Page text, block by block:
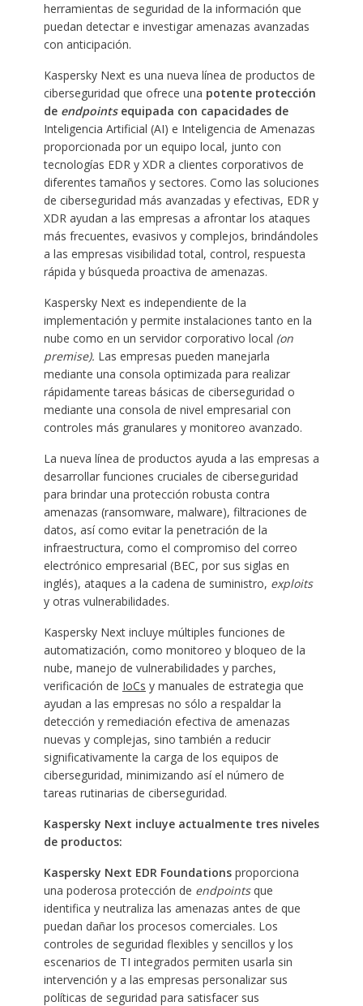
herramientas de seguridad de la información que
puedan detectar e investigar amenazas avanzadas
con anticipación.
Kaspersky Next es una nueva línea de productos de
ciberseguridad que ofrece una potente protección
de endpointsequipada con capacidades de
Inteligencia Artificial (AI) e Inteligencia de Amenazas
proporcionada por un equipo local, junto con
tecnologías EDR y XDR a clientes corporativos de
diferentes tamaños y sectores. Como las soluciones
de ciberseguridad más avanzadas y efectivas, EDR y
XDR ayudan a las empresas a afrontar los ataques
más frecuentes, evasivos y complejos, brindándoles
a las empresas visibilidad total, control, respuesta
rápida y búsqueda proactiva de amenazas.
Kaspersky Next es independiente de la
implementación y permite instalaciones tanto en la
nube como en un servidor corporativo local (on
premise). Las empresas pueden manejarla
mediante una consola optimizada para realizar
rápidamente tareas básicas de ciberseguridad o
mediante una consola de nivel empresarial con
controles más granulares y monitoreo avanzado.
La nueva línea de productos ayuda a las empresas a
desarrollar funciones cruciales de ciberseguridad
para brindar una protección robusta contra
amenazas (ransomware, malware), filtraciones de
datos, así como evitar la penetración de la
infraestructura, como el compromiso del correo
electrónico empresarial (BEC, por sus siglas en
inglés), ataques a la cadena de suministro, exploits
y otras vulnerabilidades.
Kaspersky Next incluye múltiples funciones de
automatización, como monitoreo y bloqueo de la
nube, manejo de vulnerabilidades y parches,
verificación de IoCs y manuales de estrategia que
ayudan a las empresas no sólo a respaldar la
detección y remediación efectiva de amenazas
nuevas y complejas, sino también a reducir
significativamente la carga de los equipos de
ciberseguridad, minimizando así el número de
tareas rutinarias de ciberseguridad.
Kaspersky Next incluye actualmente tres niveles
de productos:
Kaspersky Next EDR Foundationsproporciona
una poderosa protección de endpointsque
identifica y neutraliza las amenazas antes de que
puedan dañar los procesos comerciales. Los
controles de seguridad flexibles y sencillos y los
escenarios de TI integrados permiten usarla sin
intervención y a las empresas personalizar sus
políticas de seguridad para satisfacer sus